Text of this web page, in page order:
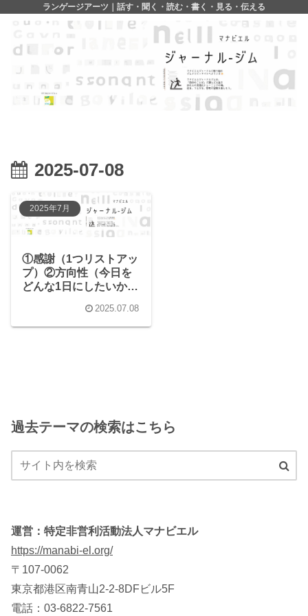
ランゲージアーツ｜話す・聞く・読む・書く・見る・伝える
2025-07-08
2025年7月
①感謝（1つリストアッ
プ）②方向性（今日を
どんな1日にしたいか）
い重要なこと3つ）
2025.07.08
過去テーマの検索はこちら
運営：特定非営利活動法人マナビエル
https://manabi-el.org/
〒107-0062
東京都港区南青山2-2-8DFビル5F
電話：03-6822-7561